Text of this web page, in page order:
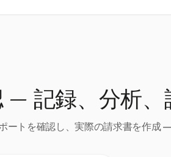
— 記録、分析、
トを確認し、実際の請求書を作成